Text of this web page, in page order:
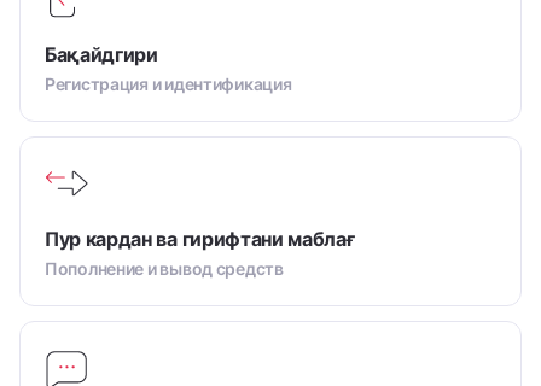
Бақайдгири
Регистрация и идентификация
Пур кардан ва гирифтани маблағ
Пополнение и вывод средств